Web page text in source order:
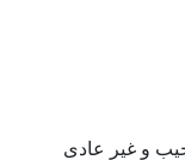
و غیر عادی